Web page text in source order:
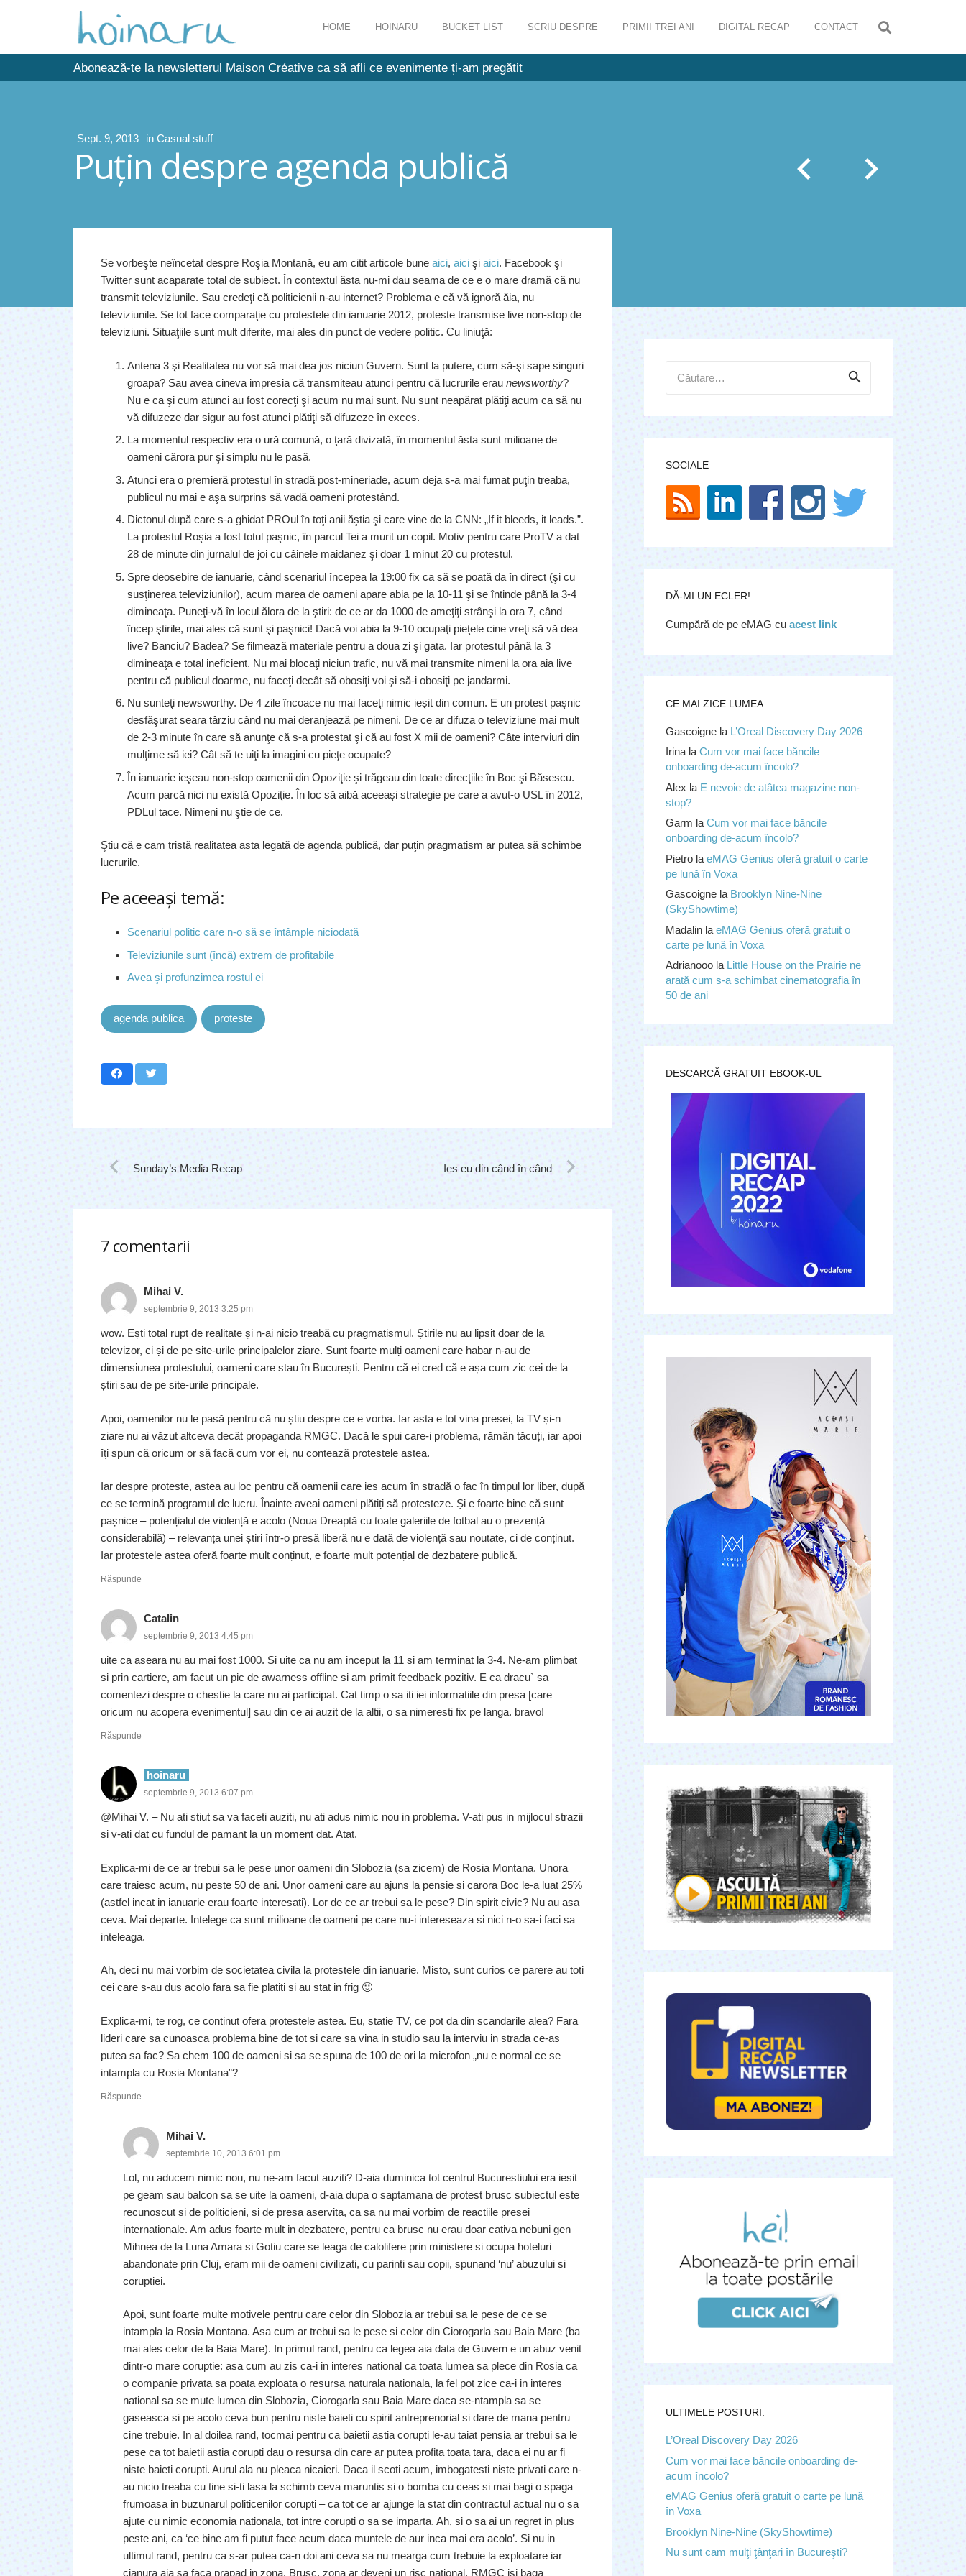
HOME HOINARU BUCKET LIST SCRIU DESPRE PRIMII TREI ANI DIGITAL RECAP CONTACT
Abonează-te la newsletterul Maison Créative ca să afli ce evenimente ți-am pregătit
Sept. 9, 2013 in Casual stuff
Puţin despre agenda publică
Se vorbeşte neîncetat despre Roşia Montană, eu am citit articole bune aici, aicişi aici. Facebook şi
Twitter sunt acaparate total de subiect. În contextul ăsta nu-mi dau seama de ce e o mare dramă că nu
transmit televiziunile. Sau credeţi că politicienii n-au internet? Problema e că vă ignoră ăia, nu
televiziunile. Se tot face comparaţie cu protestele din ianuarie 2012, proteste transmise live non-stop de
televiziuni. Situaţiile sunt mult diferite, mai ales din punct de vedere politic. Cu liniuţă:
Antena 3 şi Realitatea nu vor să mai dea jos niciun Guvern. Sunt la putere, cum să-şi sape singuri
groapa? Sau avea cineva impresia că transmiteau atunci pentru că lucrurile erau newsworthy?
Nu e ca şi cum atunci au fost corecţi şi acum nu mai sunt. Nu sunt neapărat plătiţi acum ca să nu
vă difuzeze dar sigur au fost atunci plătiţi să difuzeze în exces.
La momentul respectiv era o ură comună, o ţară divizată, în momentul ăsta sunt milioane de
oameni cărora pur şi simplu nu le pasă.
Atunci era o premieră protestul în stradă post-mineriade, acum deja s-a mai fumat puţin treaba,
publicul nu mai e aşa surprins să vadă oameni protestând.
Dictonul după care s-a ghidat PROul în toţi anii ăştia şi care vine de la CNN: „If it bleeds, it leads.”.
La protestul Roşia a fost totul paşnic, în parcul Tei a murit un copil. Motiv pentru care ProTV a dat
28 de minute din jurnalul de joi cu câinele maidanez şi doar 1 minut 20 cu protestul.
Spre deosebire de ianuarie, când scenariul începea la 19:00 fix ca să se poată da în direct (şi cu
susţinerea televiziunilor), acum marea de oameni apare abia pe la 10-11 şi se întinde până la 3-4
dimineaţa. Puneţi-vă în locul ălora de la ştiri: de ce ar da 1000 de ameţiţi strânşi la ora 7, când
încep ştirile, mai ales că sunt şi paşnici! Dacă voi abia la 9-10 ocupaţi pieţele cine vreţi să vă dea
live? Banciu? Badea? Se filmează materiale pentru a doua zi şi gata. Iar protestul până la 3
dimineaţa e total ineficient. Nu mai blocaţi niciun trafic, nu vă mai transmite nimeni la ora aia live
pentru că publicul doarme, nu faceţi decât să obosiţi voi şi să-i obosiţi pe jandarmi.
Nu sunteţi newsworthy. De 4 zile încoace nu mai faceţi nimic ieşit din comun. E un protest paşnic
desfăşurat seara târziu când nu mai deranjează pe nimeni. De ce ar difuza o televiziune mai mult
de 2-3 minute în care să anunţe că s-a protestat şi că au fost X mii de oameni? Câte interviuri din
mulţime să iei? Cât să te uiţi la imagini cu pieţe ocupate?
În ianuarie ieşeau non-stop oamenii din Opoziţie şi trăgeau din toate direcţiile în Boc şi Băsescu.
Acum parcă nici nu există Opoziţie. În loc să aibă aceeaşi strategie pe care a avut-o USL în 2012,
PDLul tace. Nimeni nu ştie de ce.
Ştiu că e cam tristă realitatea asta legată de agenda publică, dar puţin pragmatism ar putea să schimbe
lucrurile.
Pe aceeaşi temă:
Scenariul politic care n-o să se întâmple niciodată
Televiziunile sunt (încă) extrem de profitabile
Avea şi profunzimea rostul ei
agenda publica proteste
Sunday’s Media Recap Ies eu din când în când
7comentarii
.
Mihai V.
septembrie 9, 2013 3:25 pm
wow. Ești total rupt de realitate și n-ai nicio treabă cu pragmatismul. Știrile nu au lipsit doar de la
televizor, ci și de pe site-urile principalelor ziare. Sunt foarte mulți oameni care habar n-au de
dimensiunea protestului, oameni care stau în București. Pentru că ei cred că e așa cum zic cei de la
știri sau de pe site-urile principale.
Apoi, oamenilor nu le pasă pentru că nu știu despre ce e vorba. Iar asta e tot vina presei, la TV și-n
ziare nu ai văzut altceva decât propaganda RMGC. Dacă le spui care-i problema, rămân tăcuți, iar apoi
îți spun că oricum or să facă cum vor ei, nu contează protestele astea.
Iar despre proteste, astea au loc pentru că oamenii care ies acum în stradă o fac în timpul lor liber, după
ce se termină programul de lucru. Înainte aveai oameni plătiți să protesteze. Și e foarte bine că sunt
pașnice – potențialul de violență e acolo (Noua Dreaptă cu toate galeriile de fotbal au o prezență
considerabilă) – relevanța unei știri într-o presă liberă nu e dată de violență sau noutate, ci de conținut.
Iar protestele astea oferă foarte mult conținut, e foarte mult potențial de dezbatere publică.
Răspunde
Catalin
septembrie 9, 2013 4:45 pm
uite ca aseara nu au mai fost 1000. Si uite ca nu am inceput la 11 si am terminat la 3-4. Ne-am plimbat
si prin cartiere, am facut un pic de awarness offline si am primit feedback pozitiv. E ca dracu` sa
comentezi despre o chestie la care nu ai participat. Cat timp o sa iti iei informatiile din presa [care
oricum nu acopera evenimentul] sau din ce ai auzit de la altii, o sa nimeresti fix pe langa. bravo!
Răspunde
hoinaru
septembrie 9, 2013 6:07 pm
@Mihai V. – Nu ati stiut sa va faceti auziti, nu ati adus nimic nou in problema. V-ati pus in mijlocul strazii
si v-ati dat cu fundul de pamant la un moment dat. Atat.
Explica-mi de ce ar trebui sa le pese unor oameni din Slobozia (sa zicem) de Rosia Montana. Unora
care traiesc acum, nu peste 50 de ani. Unor oameni care au ajuns la pensie si carora Boc le-a luat 25%
(astfel incat in ianuarie erau foarte interesati). Lor de ce ar trebui sa le pese? Din spirit civic? Nu au asa
ceva. Mai departe. Intelege ca sunt milioane de oameni pe care nu-i intereseaza si nici n-o sa-i faci sa
inteleaga.
Ah, deci nu mai vorbim de societatea civila la protestele din ianuarie. Misto, sunt curios ce parere au toti
cei care s-au dus acolo fara sa fie platiti si au stat in frig 🙂
Explica-mi, te rog, ce continut ofera protestele astea. Eu, statie TV, ce pot da din scandarile alea? Fara
lideri care sa cunoasca problema bine de tot si care sa vina in studio sau la interviu in strada ce-as
putea sa fac? Sa chem 100 de oameni si sa se spuna de 100 de ori la microfon „nu e normal ce se
intampla cu Rosia Montana”?
Răspunde
Mihai V.
septembrie 10, 2013 6:01 pm
Lol, nu aducem nimic nou, nu ne-am facut auziti? D-aia duminica tot centrul Bucurestiului era iesit
pe geam sau balcon sa se uite la oameni, d-aia dupa o saptamana de protest brusc subiectul este
recunoscut si de politicieni, si de presa aservita, ca sa nu mai vorbim de reactiile presei
internationale. Am adus foarte mult in dezbatere, pentru ca brusc nu erau doar cativa nebuni gen
Mihnea de la Luna Amara si Gotiu care se leaga de calolifere prin ministere si ocupa hoteluri
abandonate prin Cluj, eram mii de oameni civilizati, cu parinti sau copii, spunand ‘nu’ abuzului si
coruptiei.
Apoi, sunt foarte multe motivele pentru care celor din Slobozia ar trebui sa le pese de ce se
intampla la Rosia Montana. Asa cum ar trebui sa le pese si celor din Ciorogarla sau Baia Mare (ba
mai ales celor de la Baia Mare). In primul rand, pentru ca legea aia data de Guvern e un abuz venit
dintr-o mare coruptie: asa cum au zis ca-i in interes national ca toata lumea sa plece din Rosia ca
o companie privata sa poata exploata o resursa naturala nationala, la fel pot zice ca-i in interes
national sa se mute lumea din Slobozia, Ciorogarla sau Baia Mare daca se-ntampla sa se
gaseasca si pe acolo ceva bun pentru niste baieti cu spirit antreprenorial si dare de mana pentru
cine trebuie. In al doilea rand, tocmai pentru ca baietii astia corupti le-au taiat pensia ar trebui sa le
pese ca tot baietii astia corupti dau o resursa din care ar putea profita toata tara, daca ei nu ar fi
niste baieti corupti. Aurul ala nu pleaca nicaieri. Daca il scoti acum, imbogatesti niste privati care n-
au nicio treaba cu tine si-ti lasa la schimb ceva maruntis si o bomba cu ceas si mai bagi o spaga
frumoasa in buzunarul politicenilor corupti – ca tot ce ar ajunge la stat din contractul actual nu o sa
ajute cu nimic economia nationala, tot intre corupti o sa se imparta. Ah, si o sa ai un regret in plus
peste ani, ca ‘ce bine am fi putut face acum daca muntele de aur inca mai era acolo’. Si nu in
ultimul rand, pentru ca s-ar putea ca-n doi ani ceva sa nu mearga cum trebuie la exploatare iar
cianura aia sa faca prapad in zona. Brusc, zona ar deveni un risc national, RMGC isi baga
după:
SOCIALE
DĂ-MI UN ECLER!
Cumpără de pe eMAG cu acest link
CE MAI ZICE LUMEA.
Gascoignela L’Oreal Discovery Day 2026
Irinala Cum vor mai face băncile
onboarding de-acum încolo?
Alex la E nevoie de atâtea magazine non-
stop?
Garm la Cum vor mai face băncile
onboarding de-acum încolo?
Pietrola eMAG Genius oferă gratuit o carte
pe lună în Voxa
Gascoignela Brooklyn Nine-Nine
(SkyShowtime)
Madalinla eMAG Genius oferă gratuit o
carte pe lună în Voxa
Adrianooola Little House on the Prairie ne
arată cum s-a schimbat cinematografia în
50 de ani
DESCARCĂ GRATUIT EBOOK-UL
ULTIMELE POSTURI.
L’Oreal Discovery Day 2026
Cum vor mai face băncile onboarding de-
acum încolo?
eMAG Genius oferă gratuit o carte pe lună
în Voxa
Brooklyn Nine-Nine (SkyShowtime)
Nu sunt cam mulţi ţânţari în Bucureşti?